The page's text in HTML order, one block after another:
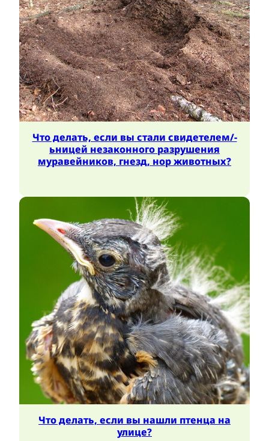
Что делать, если вы стали свидетелем/-
ьницей незаконного разрушения
муравейников, гнезд, нор животных?
Что делать, если вы нашли птенца на
улице?